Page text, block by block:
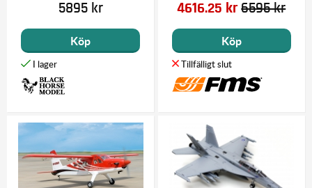
5895 kr
Köp
4616.25 kr 6595 kr
Köp